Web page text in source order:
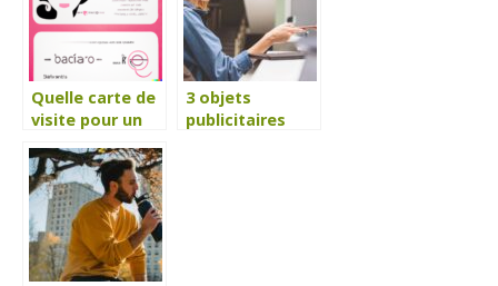
Quelle carte de
visite pour un
être ?
3 objets
publicitaires